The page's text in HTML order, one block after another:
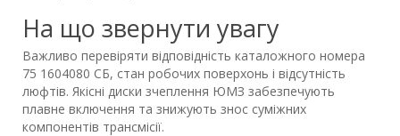
На що звернути увагу
Важливо перевіряти відповідність каталожного номера
75 1604080 СБ, стан робочих поверхонь і відсутність
люфтів. Якісні диски зчеплення ЮМЗ забезпечують
плавне включення та знижують знос суміжних
компонентів трансмісії.